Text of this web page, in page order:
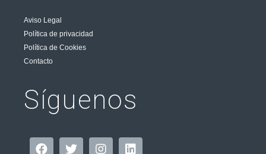
Aviso Legal
Política de privacidad
Política de Cookies
Contacto
Síguenos